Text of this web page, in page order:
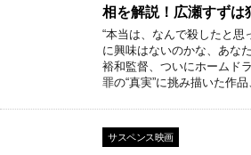
相を解説！広瀬すずは
“本当は、なんで殺したと思
に興味はないのかな、あな
裕和監督、ついにホームド
罪の“真実”に挑み描いた作
サスペンス映画